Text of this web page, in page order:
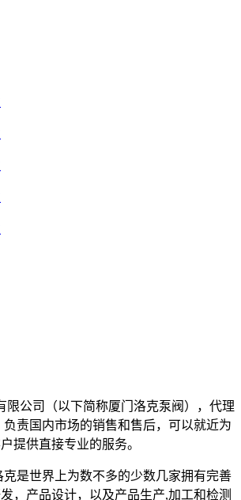
限公司（以下简称厦门洛克泵阀），代理
责国内市场的销售和售后，可以就近为
提供直接专业的服务。
是世界上为数不多的少数几家拥有完善
，产品设计，以及产品生产,加工和检测